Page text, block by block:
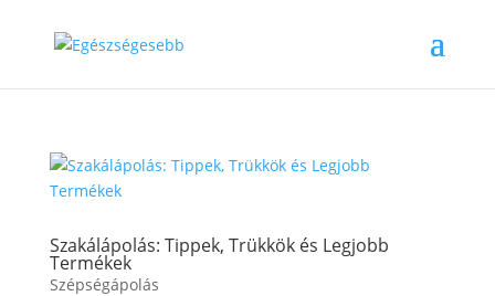
Szakálápolás: Tippek, Trükkök és Legjobb
Termékek
Szépségápolás